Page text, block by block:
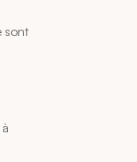
sont